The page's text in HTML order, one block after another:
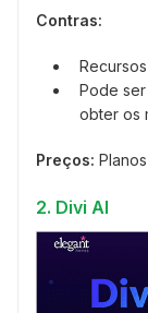
Contras:
Pode
obter os
Preços:
2. Divi AI